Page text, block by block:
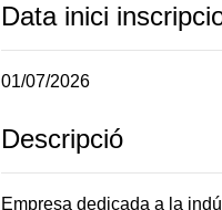
Data inici
01/07/2026
Descripció
Empresa dedicada a la